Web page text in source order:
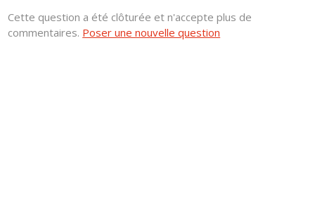
Cette question a été clôturée et n'accepte plus de
commentaires. Poser une nouvelle question